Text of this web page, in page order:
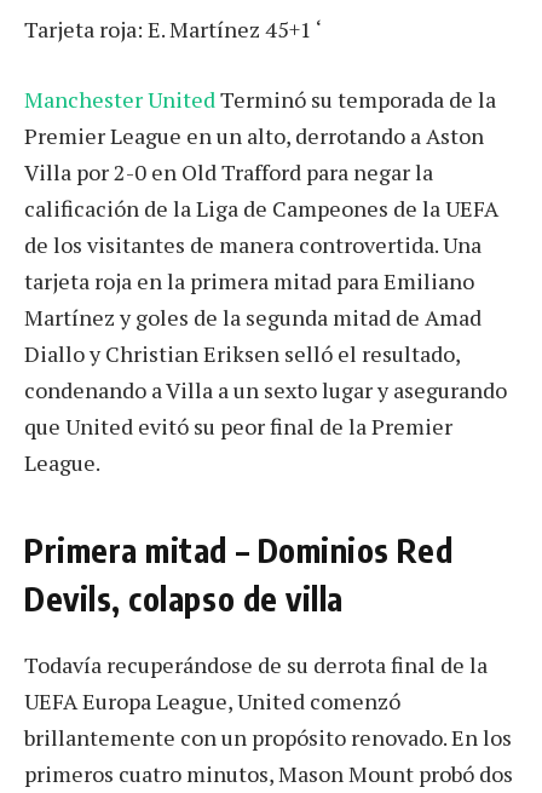
Tarjeta roja: E. Martínez 45+1 ‘
Manchester UnitedTerminó su temporada de la
Premier League en un alto, derrotando a Aston
Villa por 2-0 en Old Trafford para negar la
calificación de la Liga de Campeones de la UEFA
de los visitantes de manera controvertida. Una
tarjeta roja en la primera mitad para Emiliano
Martínez y goles de la segunda mitad de Amad
Diallo y Christian Eriksen selló el resultado,
condenando a Villa a un sexto lugar y asegurando
que United evitó su peor final de la Premier
League.
Primera mitad – Dominios Red
Devils, colapso de villa
Todavía recuperándose de su derrota final de la
UEFA Europa League, United comenzó
brillantemente con un propósito renovado. En los
primeros cuatro minutos, Mason Mount probó dos